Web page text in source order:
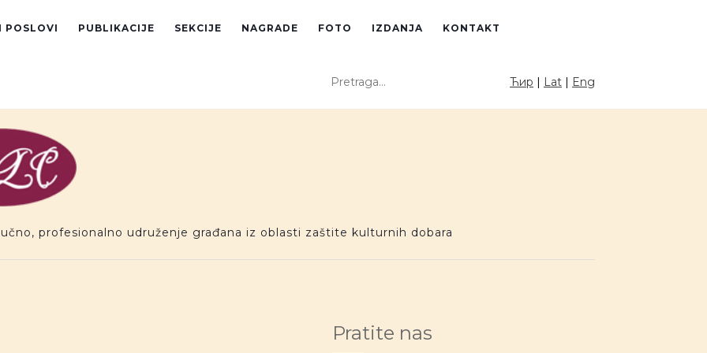
POSLOVI PUBLIKACIJE SEKCIJE NAGRADE FOTO IZDANJA KONTAKT
Pretraga sajta PRETRAGA
Ћир | Lat | Eng
profesionalno udruženje građana iz oblasti zaštite kulturnih dobara
Pratite nas